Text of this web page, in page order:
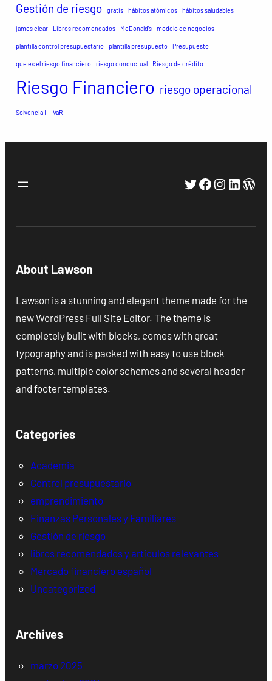
Gestión de riesgo gratis hábitos atómicos hábitos saludables
james clear Libros recomendados McDonald's modelo de negocios
plantilla control presupuestario plantilla presupuesto Presupuesto
que es el riesgo financiero riesgo conductual Riesgo de crédito
Riesgo Financiero riesgo operacional
Solvencia II VaR
Twitter
Facebook
About Lawson
Lawson is a stunning and elegant theme made for the
new WordPress Full Site Editor. The theme is
completely built with blocks, comes with great
typography and is packed with easy to use block
patterns, multiple color schemes and several header
and footer templates.
Categories
Academia
Control presupuestario
emprendimiento
Finanzas Personales y Familiares
Gestión de riesgo
libros recomendados y artículos relevantes
Mercado financiero español
Uncategorized
Archives
marzo 2025